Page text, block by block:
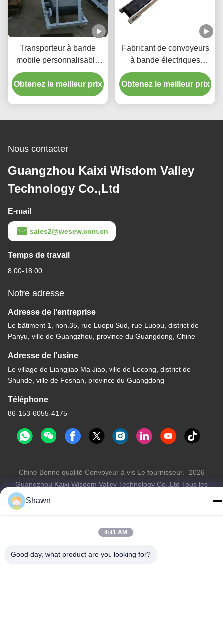
Transporteur à bande
mobile personnalisable
OEM pour le chargement
et le déchargement de
camions
Obtenez le meilleur prix
Fabricant de convoyeurs
à bande électriques
antidérapants pliables,
spécialement conçus
pour l'agriculture, adaptés
rapide et efficace du grain
Obtenez le meilleur prix
Nous contacter
Guangzhou Kaixi Wisdom Valley
Technology Co.,Ltd
E-mail
sales2@wesew.com.cn
Temps de travail
8:00-18:00
Notre adresse
Adresse de l'entreprise
Le bâtiment 1, non.35, rue Luopu Sud, rue Luopu, district de
Panyu, ville de Guangzhou, province du Guangdong, Chine
Adresse de l'usine
Le village de Liangjiao Ma Jiao, ville de Lecong, district de
Shunde, ville de Foshan, province du Guangdong
Téléphone
86-153-6055-4175
Chine Bonne qualité Convoyeur à vis Le fournisseur. -2026
Guangzhou Kaixi Wisdom Valley Technology Co.,Ltd Tous les
Shawn
4:41 AM
Good day, what product are you looking for?